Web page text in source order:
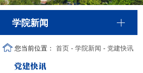
学院新闻
党建快讯
您当前位置： 首页- 学院新闻 - 党建快讯